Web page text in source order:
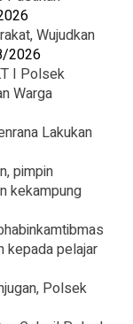
Wujudkan
2026
I Polsek
Warga
Lakukan
pimpin
kekampung
kepada pelajar
Polsek